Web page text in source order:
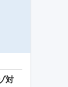
対